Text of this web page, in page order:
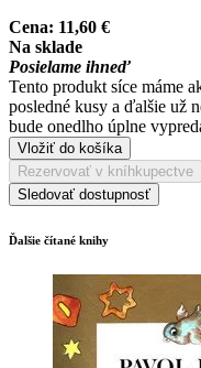
Cena: 11,60 €
Na sklade
Posielame ihneď
Tento produkt síce máme
posledné kusy a ďalšie už
bude onedlho úplne
Vložiť do košíka
Rezervovať v kníhkupectve
Sledovať dostupnosť
Ďalšie čítané knihy